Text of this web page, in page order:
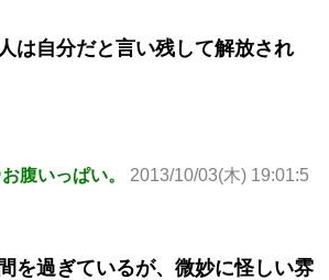
は自分だと言い残して解放され
腹いっぱい。
2013/10/03(木) 19:01:5
を過ぎているが、微妙に怪しい雰